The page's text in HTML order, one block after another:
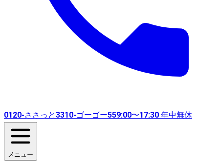
0120-ささっと3310-ゴーゴー559:00〜17:30 年中無休
メニュー